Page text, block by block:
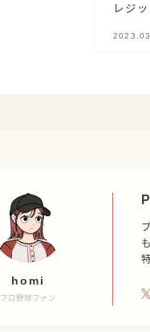
レジ
homi
プロ野球ファン